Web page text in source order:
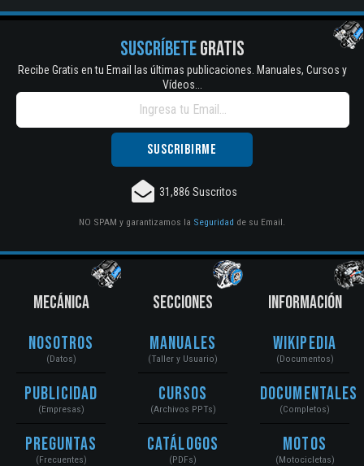
SUSCRÍBETEGRATIS
Recibe Gratis en tu Email las últimas publicaciones. Manuales, Cursos y
Vídeos...
31,886 Suscritos
NO SPAM y garantizamos la Seguridad de su Email.
MECÁNICA
Nosotros
(Datos)
Publicidad
(Empresas)
Preguntas
(Frecuentes)
SECCIONES
Manuales
(Taller y Usuario)
Cursos
(Archivos PPTs)
Catálogos
(PDFs)
INFORMACIÓN
Wikipedia
(Documentos)
Documentales
(Completos)
Motos
(Motocicletas)